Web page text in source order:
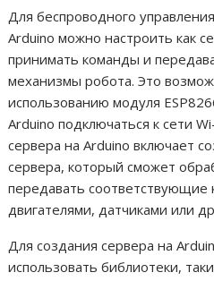
Для беспроводного
Arduino можно настроить как
принимать команды и
механизмы робота. Это
использованию модуля
Arduino подключаться к сети
сервера на Arduino включает
сервера, который сможет
передавать соответствующие
двигателями, датчиками или
Для создания сервера на
использовать библиотеки,